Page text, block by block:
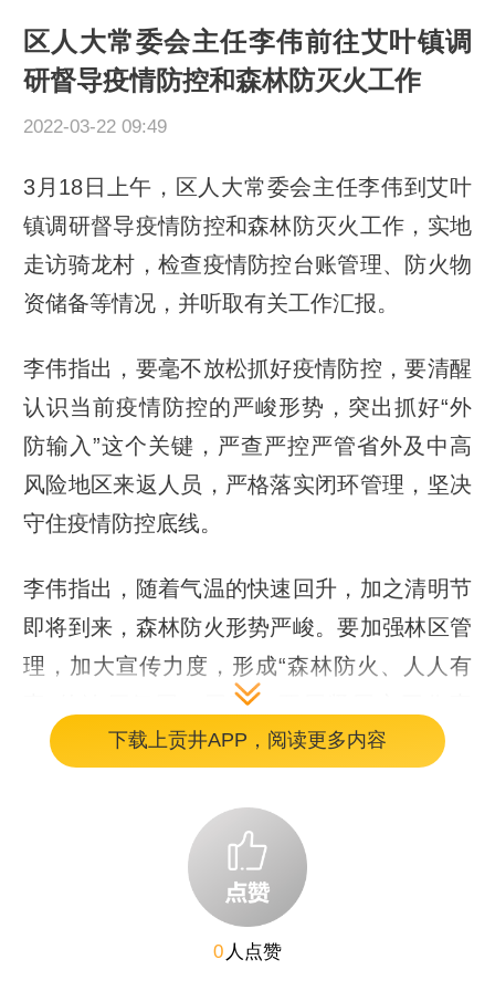
区人大常委会主任李伟前往艾叶镇调
研督导疫情防控和森林防灭火工作
2022-03-22 09:49
3月18日上午，区人大常委会主任李伟到艾叶
镇调研督导疫情防控和森林防灭火工作，实地
走访骑龙村，检查疫情防控台账管理、防火物
资储备等情况，并听取有关工作汇报。
李伟指出，要毫不放松抓好疫情防控，要清醒
认识当前疫情防控的严峻形势，突出抓好“外
防输入”这个关键，严查严控严管省外及中高
风险地区来返人员，严格落实闭环管理，坚决
守住疫情防控底线。
李伟指出，随着气温的快速回升，加之清明节
即将到来，森林防火形势严峻。要加强林区管
理，加大宣传力度，形成“森林防火、人人有
责”的浓厚氛围。同时，要压紧压实工作责
任，落细落实措施要求，持续加大隐患排查、
保障人民群众的生命财产安全。
下载上贡井APP，阅读更多内容
0 人点赞